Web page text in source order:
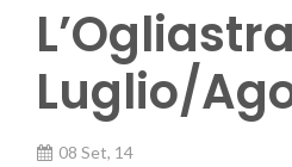
Luglio/
08 Set, 14